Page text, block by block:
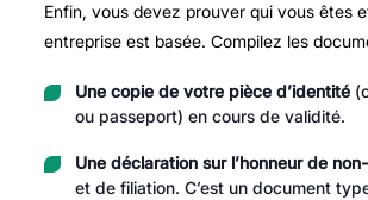
Enfin, vous devez prouver qui vous êtes
entreprise est basée. Compilez les
Une copie de votre pièce d’identité
ou passeport) en cours de validité.
Une déclaration sur l’honneur de
et de filiation. C’est un document